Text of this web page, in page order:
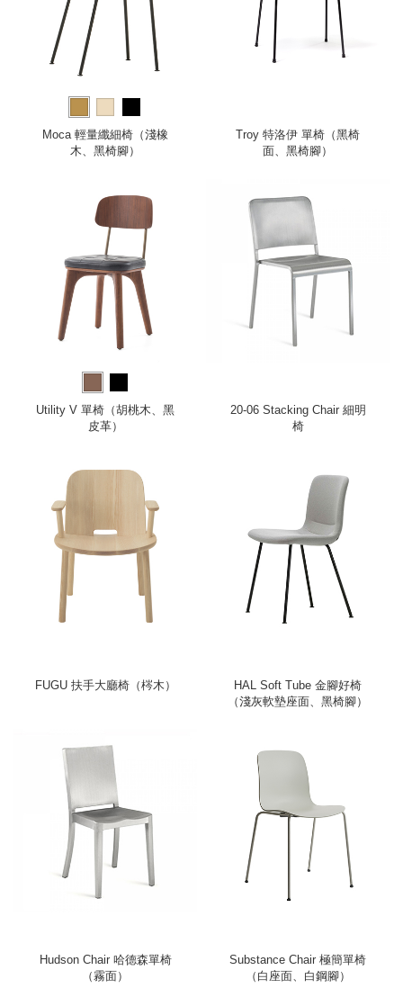
Moca 輕量纖細椅（淺橡
木、黑椅腳）
Troy 特洛伊 單椅（黑椅
面、黑椅腳）
Utility V 單椅（胡桃木、黑
皮革）
20-06 Stacking Chair 細明
椅
FUGU 扶手大廳椅（梣木）
HAL Soft Tube 金腳好椅
（淺灰軟墊座面、黑椅腳）
Hudson Chair 哈德森單椅
（霧面）
Substance Chair 極簡單椅
（白座面、白鋼腳）